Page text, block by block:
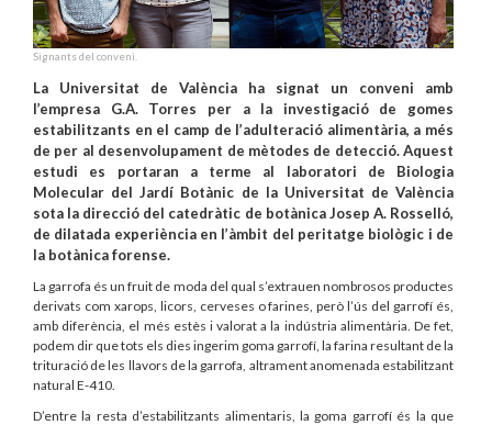
Signants del conveni.
La Universitat de València ha signat un conveni amb
l’empresa G.A. Torres per a la investigació de gomes
estabilitzants en el camp de l’adulteració alimentària, a més
de per al desenvolupament de mètodes de detecció. Aquest
estudi es portaran a terme al laboratori de Biologia
Molecular del Jardí Botànic de la Universitat de València
sota la direcció del catedràtic de botànica Josep A. Rosselló,
de dilatada experiència en l’àmbit del peritatge biològic i de
la botànica forense.
La garrofa és un fruit de moda del qual s’extrauen nombrosos productes
derivats com xarops, licors, cerveses o farines, però l’ús del garrofí és,
amb diferència, el més estès i valorat a la indústria alimentària. De fet,
podem dir que tots els dies ingerim goma garrofí, la farina resultant de la
trituració de les llavors de la garrofa, altrament anomenada estabilitzant
natural E-410.
D’entre la resta d’estabilitzants alimentaris, la goma garrofí és la que